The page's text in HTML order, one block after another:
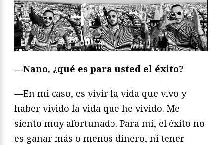
—Nano, ¿qué es para usted el éxito?
—En mi caso, es vivir la vida que vivo y
haber vivido la vida que he vivido. Me
siento muy afortunado. Para mí, el éxito no
es ganar más o menos dinero, ni tener